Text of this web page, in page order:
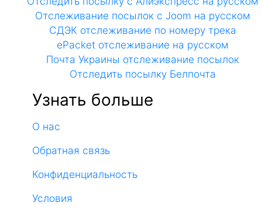
Отслеживание посылок с Joom на русском
СДЭК отслеживание по номеру трека
ePacket отслеживание на русском
Почта Украины отслеживание посылок
Отследить посылку Белпочта
Узнать больше
О нас
Обратная связь
Конфиденциальность
Условия